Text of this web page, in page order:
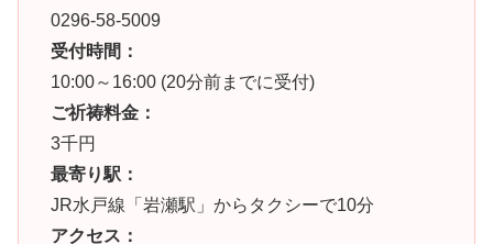
0296-58-5009
受付時間：
10:00～16:00 (20分前までに受付)
ご祈祷料金：
3千円
最寄り駅：
JR水戸線「岩瀬駅」からタクシーで10分
アクセス：